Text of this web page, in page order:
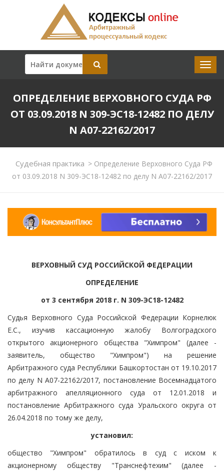
ОПРЕДЕЛЕНИЕ ВЕРХОВНОГО СУДА РФ
ОТ 03.09.2018 N 309-ЭС18-12482 ПО ДЕЛУ
N А07-22162/2017
Судебная практика >Определение Верховного Суда РФ
от 03.09.2018 N 309-ЭС18-12482 по делу N А07-22162/2017
ВЕРХОВНЫЙ СУД РОССИЙСКОЙ ФЕДЕРАЦИИ
ОПРЕДЕЛЕНИЕ
от 3 сентября 2018 г. N 309-ЭС18-12482
Судья Верховного Суда Российской Федерации Корнелюк
Е.С., изучив кассационную жалобу Волгоградского
открытого акционерного общества "Химпром" (далее -
заявитель, общество "Химпром") на решение
Арбитражного суда Республики Башкортостан от 19.10.2017
по делу N А07-22162/2017, постановление Восемнадцатого
арбитражного апелляционного суда от 12.01.2018 и
постановление Арбитражного суда Уральского округа от
26.04.2018 по тому же делу,
установил:
общество "Химпром" обратилось в суд с иском к
акционерному обществу "Транснефтехим" (далее -